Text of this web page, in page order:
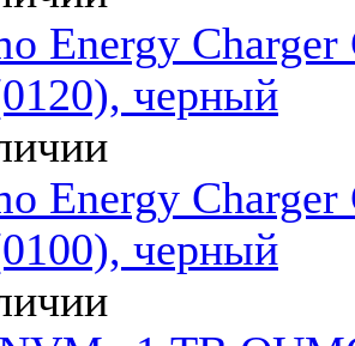
Energy
черный
Energy
черный